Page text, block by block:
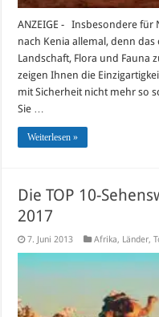
ANZEIGE - Insbesondere für
nach Kenia allemal, denn
Landschaft, Flora und Fauna
zeigen Ihnen die
mit Sicherheit nicht mehr so
Sie …
Weiterlesen »
Die TOP 10-
2017
7. Juni 2013 Afrika, Länder,